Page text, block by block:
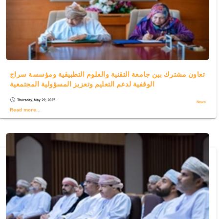
تعاون مشترك بين جامعة التقنية والعلوم التطبيقية ومؤسسة سراج
الوقفية لدعم التعليم وتعزيز المسؤولية المجتمعية
schedule Thursday, May 29, 2025 News
Read more...